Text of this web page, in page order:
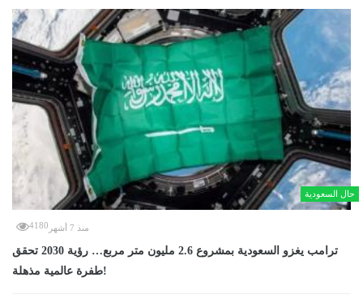
حال السعودية
منذ 7 أشهر 4180
ترامب يغزو السعودية بمشروع 2.6 مليون متر مربع… رؤية 2030 تحقق
طفرة عالمية مذهلة!